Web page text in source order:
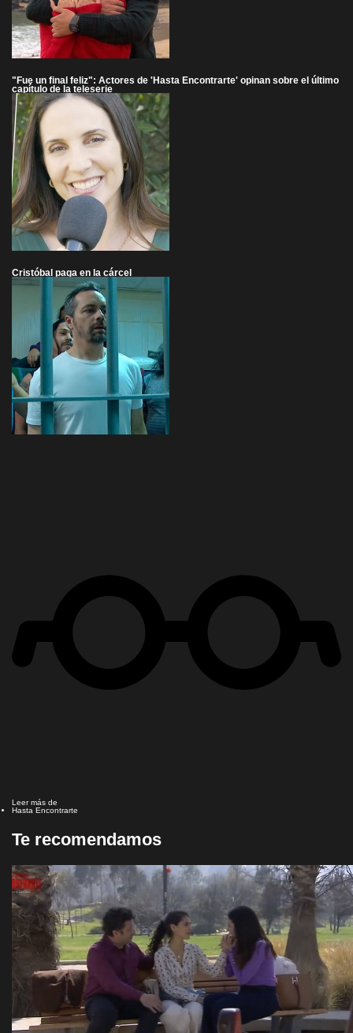
"Fue un final feliz": Actores de 'Hasta Encontrarte' opinan sobre el último
capítulo de la teleserie
Cristóbal paga en la cárcel
Leer más de
Hasta Encontrarte
Te recomendamos